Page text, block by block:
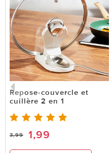
Repose-couvercle et
cuillère 2 en 1
3,99 1,99